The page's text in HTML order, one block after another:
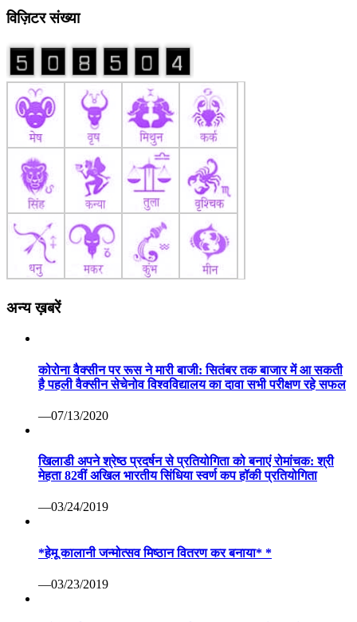
विज़िटर संख्या
अन्य ख़बरें
कोरोना वैक्सीन पर रूस ने मारी बाजी: सितंबर तक बाजार में आ सकती
है पहली वैक्सीन सेचेनोव विश्वविद्यालय का दावा सभी परीक्षण रहे सफल
—07/13/2020
खिलाडी अपने श्रेष्ठ प्रदर्षन से प्रतियोगिता को बनाएं रोमांचक: श्री
मेहता 82वीं अखिल भारतीय सिंधिया स्वर्ण कप हॉकी प्रतियोगिता
—03/24/2019
*हेमू कालानी जन्मोत्सव मिष्ठान वितरण कर बनाया* *
—03/23/2019